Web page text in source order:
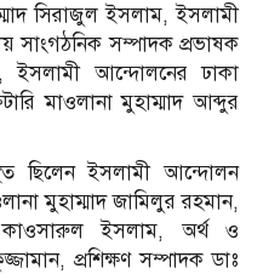
সিরাজুল ইসলাম, ইসলামী
সাংগঠনিক সম্পাদক প্রভাষক
ইসলামী আন্দোলনের ঢাকা
মাওলানা মুহাম্মাদ আব্দুর
ছিলেন ইসলামী আন্দোলন
মুহাম্মাদ জামিলুর রহমান,
কাওসারুল ইসলাম, অর্থ ও
প্রশিক্ষণ সম্পাদক ডাঃ